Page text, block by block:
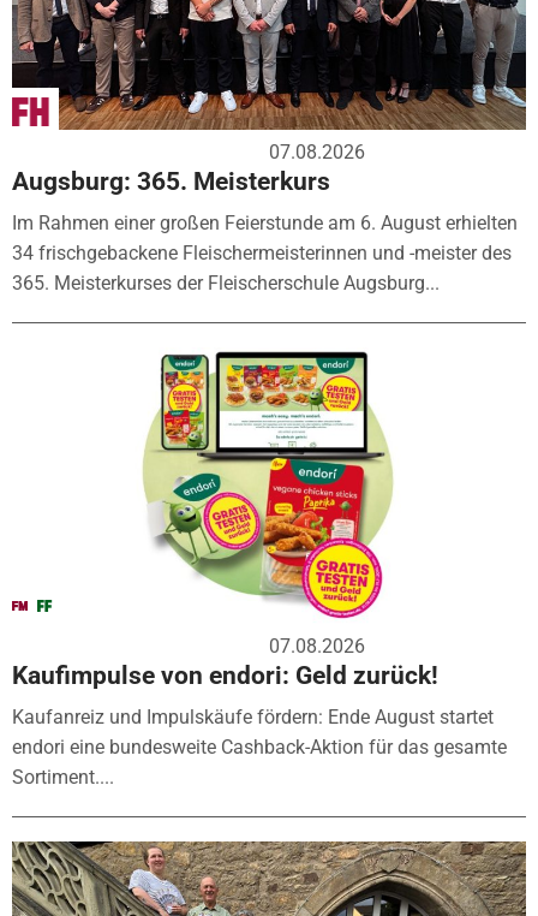
07.08.2026
Augsburg: 365. Meisterkurs
Im Rahmen einer großen Feierstunde am 6. August erhielten
34 frischgebackene Fleischermeisterinnen und -meister des
365. Meisterkurses der Fleischerschule Augsburg...
07.08.2026
Kaufimpulse von endori: Geld zurück!
Kaufanreiz und Impulskäufe fördern: Ende August startet
endori eine bundesweite Cashback-Aktion für das gesamte
Sortiment....